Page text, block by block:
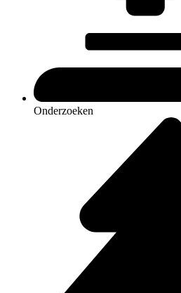
Onderzoeken